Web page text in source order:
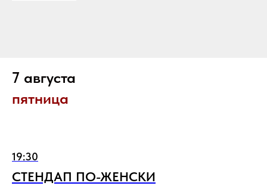
7 августа
пятница
19:30
СТЕНДАП ПО-ЖЕНСКИ